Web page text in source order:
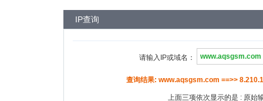
IP查询
请输入IP或域名：
查询结果: www.aqsgsm.com ==>>
上面三项依次显示的是 : 原始